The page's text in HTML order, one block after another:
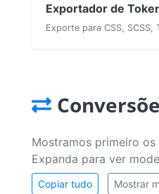
Exportador de
Exporte para CSS, SCSS,
Mostramos primeiro
Expanda para ver
Copiar tudo Mostrar